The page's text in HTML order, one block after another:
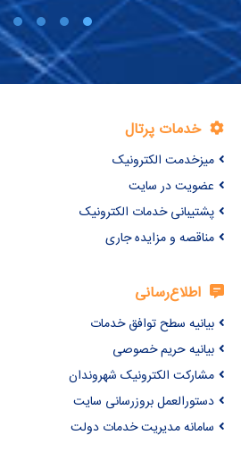
خدمات پرتال
میزخدمت الکترونیک
عضویت در سایت
پشتیبانی خدمات الکترونیک
مناقصه و مزایده جاری
اطلاع‌رسانی
بیانیه سطح توافق خدمات
بیانیه حریم خصوصی
مشارکت الکترونیک شهروندان
دستورالعمل بروزرسانی سایت
سامانه مدیریت خدمات دولت